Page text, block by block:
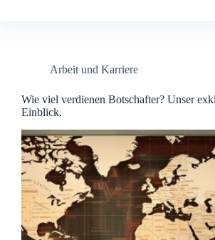
Arbeit und Karriere
Wie viel verdienen Botschafter? Unser
Einblick.